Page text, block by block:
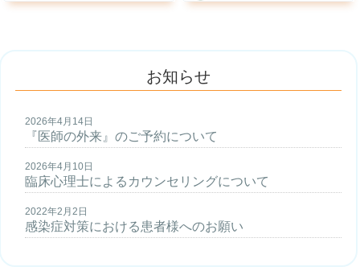
お知らせ
2026年4月14日
『医師の外来』のご予約について
2026年4月10日
臨床心理士によるカウンセリングについて
2022年2月2日
感染症対策における患者様へのお願い